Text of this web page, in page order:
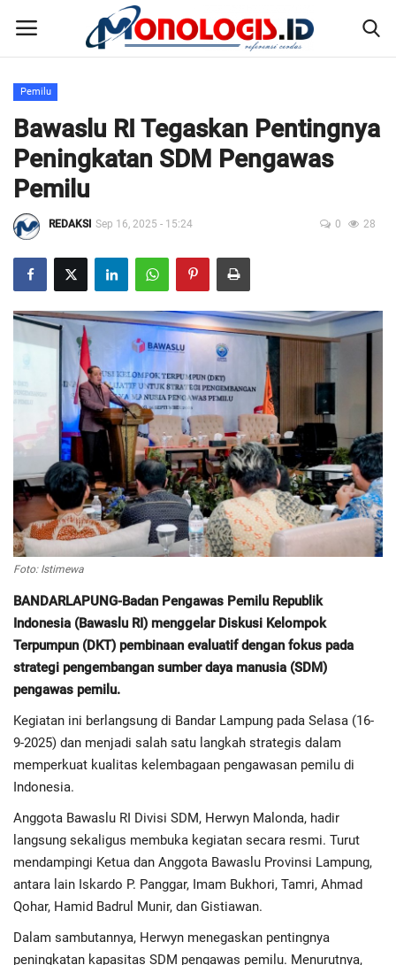
Home
Kontak
Disclaimer
Susunan Redaksi
Nusantara
Galeri
Regional
Pendidikan
Ekonomi
Olahraga
Wisata
Politik
Internasional
Advertorial
Monologis TV
Kopilogis
Pemilu
Bawaslu RI Tegaskan Pentingnya
Peningkatan SDM Pengawas
Pemilu
REDAKSI Sep 16, 2025 - 15:24 0 28
Foto: Istimewa
BANDARLAPUNG-Badan Pengawas Pemilu Republik
Indonesia (Bawaslu RI) menggelar Diskusi Kelompok
Terpumpun (DKT) pembinaan evaluatif dengan fokus pada
strategi pengembangan sumber daya manusia (SDM)
pengawas pemilu.
Kegiatan ini berlangsung di Bandar Lampung pada Selasa (16-
9-2025) dan menjadi salah satu langkah strategis dalam
memperkuat kualitas kelembagaan pengawasan pemilu di
Indonesia.
Anggota Bawaslu RI Divisi SDM, Herwyn Malonda, hadir
langsung sekaligus membuka kegiatan secara resmi. Turut
mendampingi Ketua dan Anggota Bawaslu Provinsi Lampung,
antara lain Iskardo P. Panggar, Imam Bukhori, Tamri, Ahmad
Qohar, Hamid Badrul Munir, dan Gistiawan.
Dalam sambutannya, Herwyn menegaskan pentingnya
peningkatan kapasitas SDM pengawas pemilu. Menurutnya,